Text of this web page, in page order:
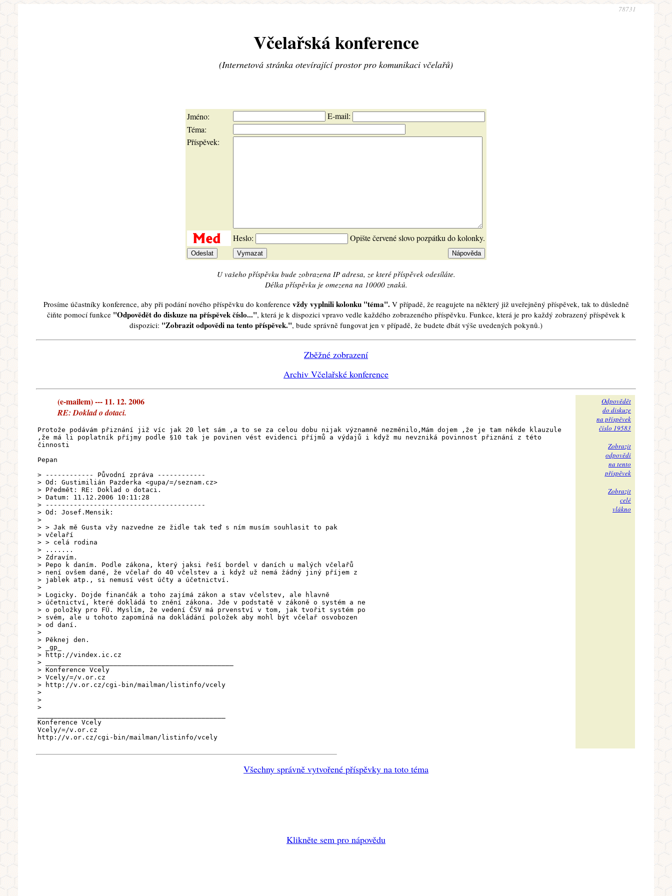
78731
Včelařská konference
(Internetová stránka otevírající prostor pro komunikaci včelařů)
Jméno:
E-mail:
Téma:
Příspěvek:
Heslo: Opište červené slovo pozpátku do kolonky.
U vašeho příspěvku bude zobrazena IP adresa, ze které příspěvek odesíláte.
Délka příspěvku je omezena na 10000 znaků.
Prosíme účastníky konference, aby při podání nového příspěvku do konference vždy vyplnili kolonku "téma". V případě, že reagujete na některý již uveřejněný příspěvek, tak to důsledně
čiňte pomocí funkce "Odpovědět do diskuze na příspěvek číslo...", která je k dispozici vpravo vedle každého zobrazeného příspěvku. Funkce, která je pro každý zobrazený příspěvek k
dispozici: "Zobrazit odpovědi na tento příspěvek.", bude správně fungovat jen v případě, že budete dbát výše uvedených pokynů.)
Zběžné zobrazení
Archiv Včelařské konference
(e-mailem) --- 11. 12. 2006
RE: Doklad o dotaci.
Protože podávám přiznání již víc jak 20 let sám ,a to se za celou dobu nijak významně nezměnilo,Mám dojem ,že je tam někde klauzule
,že má li poplatník příjmy podle §10 tak je povinen vést evidenci příjmů a výdajů i když mu nevzniká povinnost přiznání z této
činnosti
Pepan
> ------------ Původní zpráva ------------
> Od: Gustimilián Pazderka <gupa/=/seznam.cz>
> Předmět: RE: Doklad o dotaci.
> Datum: 11.12.2006 10:11:28
> ----------------------------------------
> Od: Josef.Mensik:
>
> > Jak mě Gusta vžy nazvedne ze židle tak teď s ním musím souhlasit to pak
> včelaří
> > celá rodina
> .......
> Zdravím.
> Pepo k daním. Podle zákona, který jaksi řeší bordel v daních u malých včelařů
> není ovšem dané, že včelař do 40 včelstev a i když už nemá žádný jiný příjem z
> jablek atp., si nemusí vést účty a účetnictví.
>
> Logicky. Dojde finančák a toho zajímá zákon a stav včelstev, ale hlavně
> účetnictví, které dokládá to znění zákona. Jde v podstatě v zákoně o systém a ne
> o položky pro FÚ. Myslím, že vedení ČSV má prvenství v tom, jak tvořit systém po
> svém, ale u tohoto zapomíná na dokládání položek aby mohl být včelař osvobozen
> od daní.
>
> Pěknej den.
> _gp_
> http://vindex.ic.cz
> _______________________________________________
> Konference Vcely
> Vcely/=/v.or.cz
> http://v.or.cz/cgi-bin/mailman/listinfo/vcely
>
>
>
Konference Vcely
Vcely/=/v.or.cz
http://v.or.cz/cgi-bin/mailman/listinfo/vcely
Odpovědět
do diskuze
na příspěvek
číslo 19583
Zobrazit
odpovědi
na tento
příspěvek
Zobrazit
celé
vlákno
Všechny správně vytvořené příspěvky na toto téma
Klikněte sem pro nápovědu